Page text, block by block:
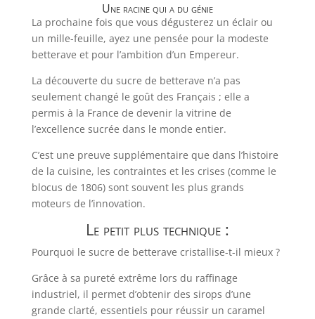
Une racine qui a du génie
La prochaine fois que vous dégusterez un éclair ou
un mille-feuille, ayez une pensée pour la modeste
betterave et pour l’ambition d’un Empereur.
La découverte du sucre de betterave n’a pas
seulement changé le goût des Français ; elle a
permis à la France de devenir la vitrine de
l’excellence sucrée dans le monde entier.
C’est une preuve supplémentaire que dans l’histoire
de la cuisine, les contraintes et les crises (comme le
blocus de 1806) sont souvent les plus grands
moteurs de l’innovation.
Le petit plus technique :
Pourquoi le sucre de betterave cristallise-t-il mieux ?
Grâce à sa pureté extrême lors du raffinage
industriel, il permet d’obtenir des sirops d’une
grande clarté, essentiels pour réussir un caramel